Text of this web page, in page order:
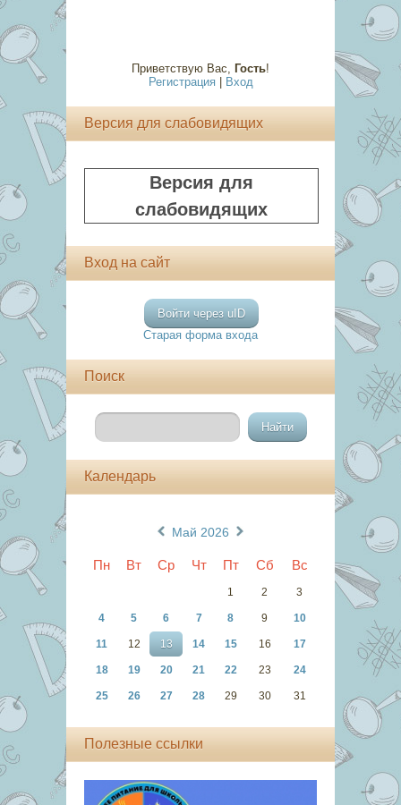
Приветствую Вас, Гость!
Регистрация| Вход
Версия для слабовидящих
Версия для
слабовидящих
Вход на сайт
Войти через uID
Старая форма входа
Поиск
Календарь
Май 2026
Пн Вт Ср Чт Пт Сб Вс
1 2 3
4 5 6 7 8 9 10
11 12 13 14 15 16 17
18 19 20 21 22 23 24
25 26 27 28 29 30 31
Полезные ссылки